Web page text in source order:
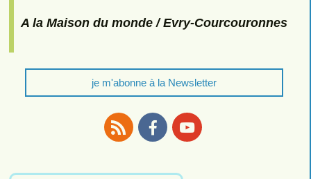
A la Maison du monde / Evry-Courcouronnes
je m'abonne à la Newsletter